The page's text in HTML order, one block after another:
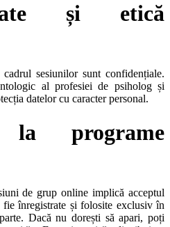
și etică
sesiunilor sunt confidențiale.
al profesiei de psiholog și
datelor cu caracter personal.
la programe
de grup online implică acceptul
înregistrate și folosite exclusiv în
Dacă nu dorești să apari, poți